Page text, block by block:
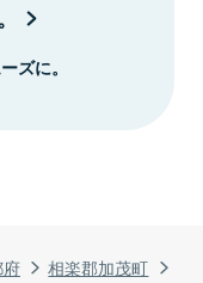
相楽郡加茂町
ズに。